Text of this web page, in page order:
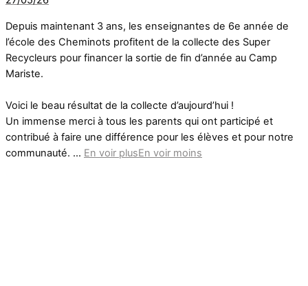
Depuis maintenant 3 ans, les enseignantes de 6e année de
l’école des Cheminots profitent de la collecte des Super
Recycleurs pour financer la sortie de fin d’année au Camp
Mariste.
Voici le beau résultat de la collecte d’aujourd’hui !
Un immense merci à tous les parents qui ont participé et
contribué à faire une différence pour les élèves et pour notre
communauté. ... En voir plusEn voir moins